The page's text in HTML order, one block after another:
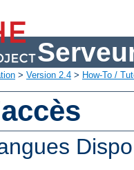
> Version 2.4 > How-To /